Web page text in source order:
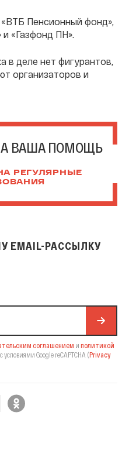
Пенсионный фонд»,
«Газфонд ПН».
в деле нет фигурантов,
организаторов и
ВАША ПОМОЩЬ
РЕГУЛЯРНЫЕ
EMAIL-РАССЫЛКУ
соглашением и политикой
условиями Google reCAPTCHA (Privacy